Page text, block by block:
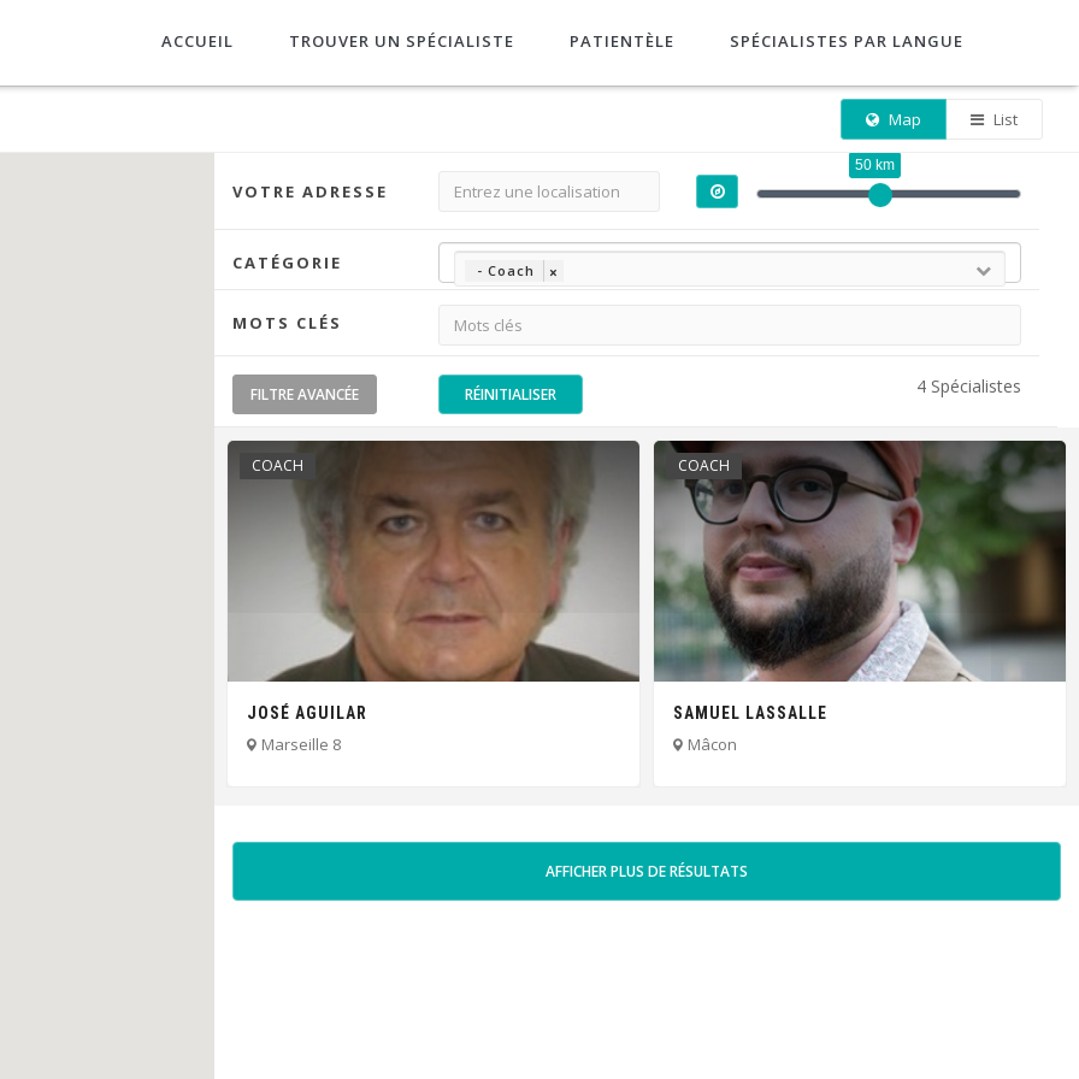
ACCUEIL TROUVER UN SPÉCIALISTE PATIENTÈLE SPÉCIALISTES PAR LANGUE
Map List
VOTRE ADRESSE
50 km
CATÉGORIE - Coach ×
MOTS CLÉS
FILTREAVANCÉE RÉINITIALISER 4 Spécialistes
COACH
JOSÉ AGUILAR
Marseille 8
COACH
SAMUEL LASSALLE
Mâcon
AFFICHER PLUS DE RÉSULTATS